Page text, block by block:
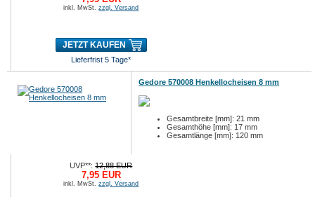
inkl. MwSt.zzgl. Versand
JETZT KAUFEN
Lieferfrist 5 Tage*
Gedore 570008 Henkellocheisen 8 mm
Gesamtbreite [mm]: 21 mm
Gesamthöhe [mm]: 17 mm
Gesamtlänge [mm]: 120 mm
UVP**:12,88 EUR
7,95 EUR
inkl. MwSt.zzgl. Versand